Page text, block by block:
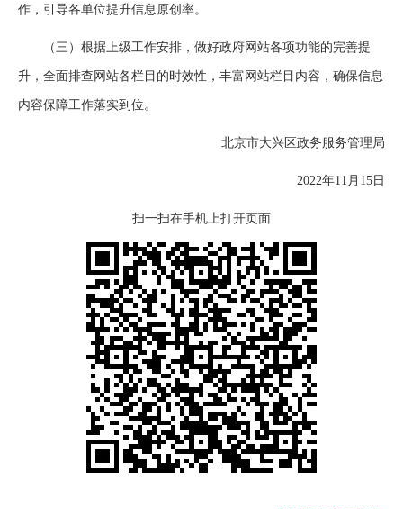
作，引导各单位提升信息原创率。
（三）根据上级工作安排，做好政府网站各项功能的完善提
升，全面排查网站各栏目的时效性，丰富网站栏目内容，确保信息
内容保障工作落实到位。
北京市大兴区政务服务管理局
2022年11月15日
扫一扫在手机上打开页面